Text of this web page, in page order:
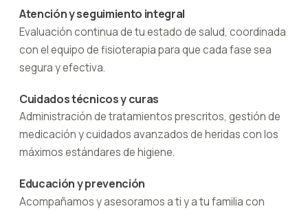
Atención y seguimiento integral
Evaluación continua de tu estado de salud, coordinada
con el equipo de fisioterapia para que cada fase sea
segura y efectiva.
Cuidados técnicos y curas
Administración de tratamientos prescritos, gestión de
medicación y cuidados avanzados de heridas con los
máximos estándares de higiene.
Educación y prevención
Acompañamos y asesoramos a ti y a tu familia con